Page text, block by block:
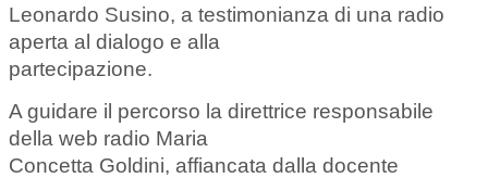
Leonardo Susino, a testimonianza di una radio
aperta al dialogo e alla
partecipazione.
A guidare il percorso la direttrice responsabile
della web radio Maria
Concetta Goldini, affiancata dalla docente